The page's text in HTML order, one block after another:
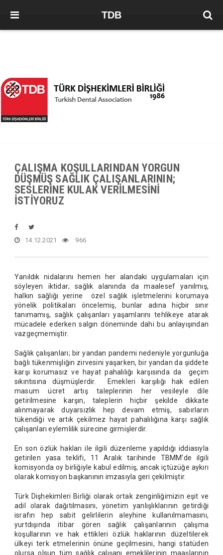
TDB
ÇALIŞMA KOŞULLARINDAN YORGUN
DÜŞMÜŞ SAĞLIK ÇALIŞANLARININ;
SESLERİNE KULAK VERİLMESİNİ
İSTİYORUZ
14.12.2021 966
Yanıldık nidalarını hemen her alandaki uygulamaları için
söyleyen iktidar; sağlık alanında da maalesef yanılmış,
halkın sağlığı yerine özel sağlık işletmelerini korumaya
yönelik politikaları öncelemiş, bunlar adına hiçbir sınır
tanımamış, sağlık çalışanları yaşamlarını tehlikeye atarak
mücadele ederken salgın döneminde dahi bu anlayışından
vazgeçmemiştir.
Sağlık çalışanları; bir yandan pandemi nedeniyle yorgunluğa
bağlı tükenmişliğin zirvesini yaşarken, bir yandan da şiddete
karşı korumasız ve hayat pahalılığı karşısında da geçim
sıkıntısına düşmüşlerdir. Emekleri karşılığı hak edilen
masum ücret artış taleplerinin her vesileyle dile
getirilmesine karşın, taleplerin hiçbir şekilde dikkate
alınmayarak duyarsızlık hep devam etmiş, sabırların
tükendiği ve artık çekilmez hayat pahalılığına karşı sağlık
çalışanları eylemlilik sürecine girmişlerdir.
En son özlük hakları ile ilgili düzenleme yapıldığı iddiasıyla
getirilen yasa teklifi, 11 Aralık tarihinde TBMM’de ilgili
komisyonda oy birliğiyle kabul edilmiş, ancak içtüzüğe aykırı
olarak komisyon başkanının imzasıyla geri çekilmiştir.
Türk Dişhekimleri Birliği olarak ortak zenginliğimizin eşit ve
adil olarak dağıtılmasını, yönetim yanlışlıklarının getirdiği
israfın hep sabit gelirlilerin aleyhine kullanılmamasını,
yurtdışında itibar gören sağlık çalışanlarının çalışma
koşullarının ve hak ettikleri özlük haklarının düzeltilerek
ülkeyi terk etmelerinin önüne geçilmesini, hangi statüden
olursa olsun tüm sağlık çalışanı emeklilerinin maaşlarının